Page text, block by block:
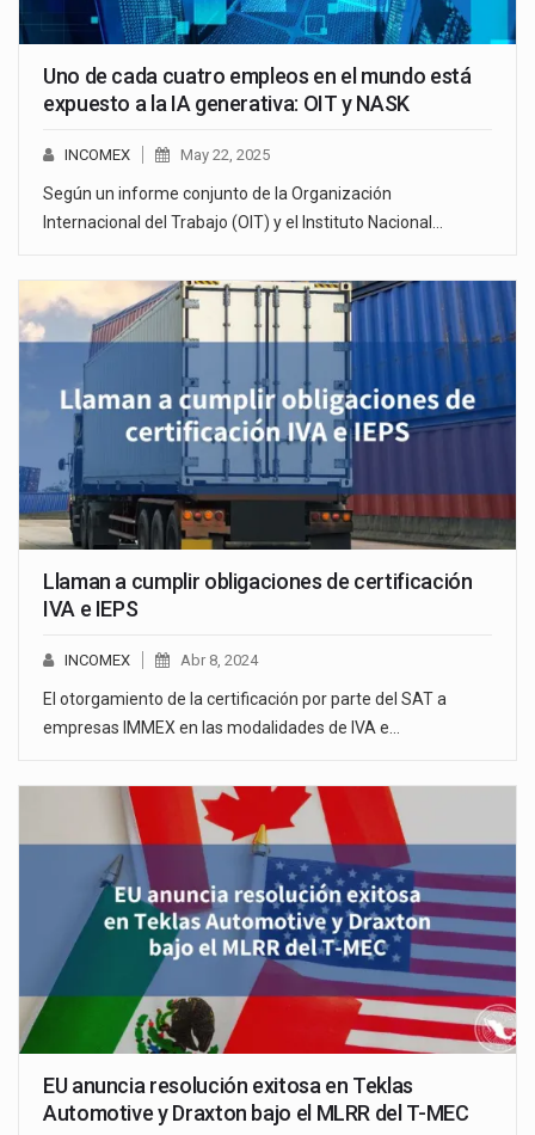
Uno de cada cuatro empleos en el mundo está
expuesto a la IA generativa: OIT y NASK
INCOMEX May 22, 2025
Según un informe conjunto de la Organización
Internacional del Trabajo (OIT) y el Instituto Nacional…
Llaman a cumplir obligaciones de certificación
IVA e IEPS
INCOMEX Abr 8, 2024
El otorgamiento de la certificación por parte del SAT a
empresas IMMEX en las modalidades de IVA e…
EU anuncia resolución exitosa en Teklas
Automotive y Draxton bajo el MLRR del T-MEC